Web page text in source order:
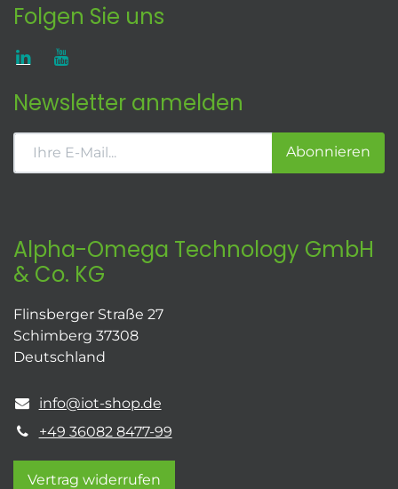
Folgen Sie uns
Newsletter anmelden
Abonnieren
Alpha-Omega Technology GmbH
& Co. KG
Flinsberger Straße 27
Schimberg 37308
Deutschland
info@iot-shop.de
+49 36082 8477-99
Vertrag widerrufen